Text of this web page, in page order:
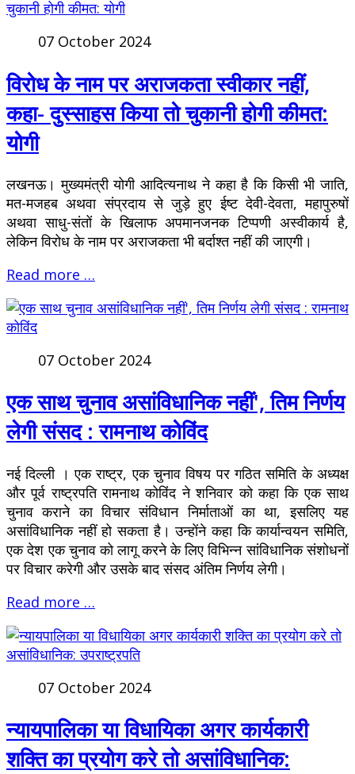
07 October 2024
विरोध के नाम पर अराजकता स्वीकार नहीं,
कहा- दुस्साहस किया तो चुकानी होगी कीमत:
योगी
लखनऊ। मुख्यमंत्री योगी आदित्यनाथ ने कहा है कि किसी भी जाति,
मत-मजहब अथवा संप्रदाय से जुड़े हुए ईष्ट देवी-देवता, महापुरुषों
अथवा साधु-संतों के खिलाफ अपमानजनक टिप्पणी अस्वीकार्य है,
लेकिन विरोध के नाम पर अराजकता भी बर्दाश्त नहीं की जाएगी।
Read more …
07 October 2024
एक साथ चुनाव असांविधानिक नहीं', तिम निर्णय
लेगी संसद : रामनाथ कोविंद
नई दिल्ली । एक राष्ट्र, एक चुनाव विषय पर गठित समिति के अध्यक्ष
और पूर्व राष्ट्रपति रामनाथ कोविंद ने शनिवार को कहा कि एक साथ
चुनाव कराने का विचार संविधान निर्माताओं का था, इसलिए यह
असांविधानिक नहीं हो सकता है। उन्होंने कहा कि कार्यान्वयन समिति,
एक देश एक चुनाव को लागू करने के लिए विभिन्न सांविधानिक संशोधनों
पर विचार करेगी और उसके बाद संसद अंतिम निर्णय लेगी।
Read more …
07 October 2024
न्यायपालिका या विधायिका अगर कार्यकारी
शक्ति का प्रयोग करे तो असांविधानिक: